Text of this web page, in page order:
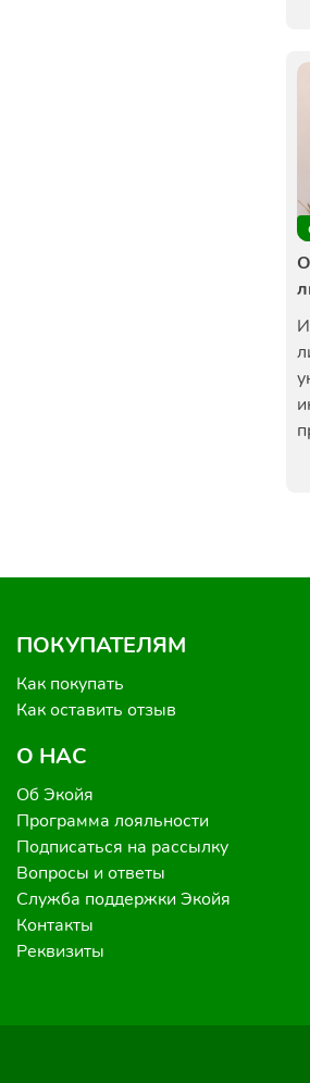
ПОКУПАТЕЛЯМ
Как покупать
Как оставить отзыв
О НАС
Об Экойя
Программа лояльности
Подписаться на рассылку
Вопросы и ответы
Служба поддержки Экойя
Контакты
Реквизиты